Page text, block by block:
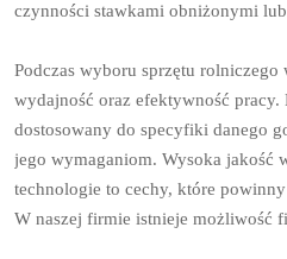
czynności stawkami obniżonymi
Podczas wyboru sprzętu
wydajność oraz efektywność pracy.
dostosowany do specyfiki danego
jego wymaganiom. Wysoka jakość
technologie to cechy, które
W naszej firmie istnieje możliwość